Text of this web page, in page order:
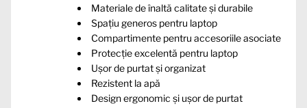
Materiale de înaltă calitate și durabile
Spațiu generos pentru laptop
Compartimente pentru accesoriile asociate
Protecție excelentă pentru laptop
Ușor de purtat și organizat
Rezistent la apă
Design ergonomic și ușor de purtat